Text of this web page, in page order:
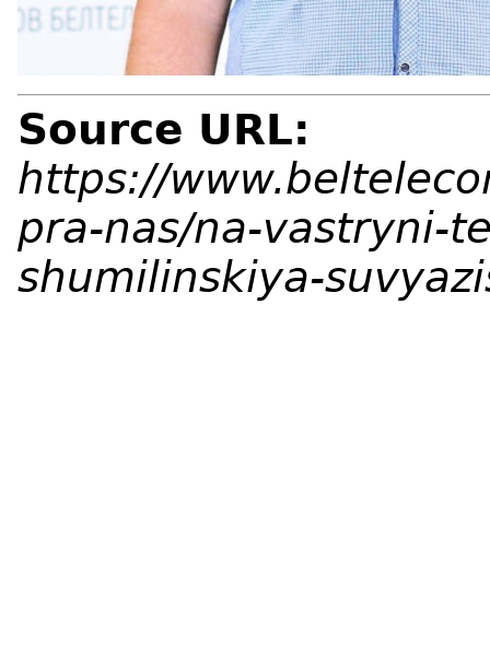
Source URL:
https://
pra-nas/na-vastryni-
shumilinskiya-